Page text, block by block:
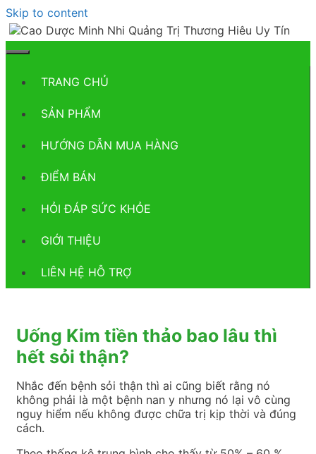
Skip to content
TRANG CHỦ
SẢN PHẨM
HƯỚNG DẪN MUA HÀNG
ĐIỂM BÁN
HỎI ĐÁP SỨC KHỎE
GIỚI THIỆU
LIÊN HỆ HỖ TRỢ
Uống Kim tiền thảo bao lâu thì
hết sỏi thận?
Nhắc đến bệnh sỏi thận thì ai cũng biết rằng nó
không phải là một bệnh nan y nhưng nó lại vô cùng
nguy hiểm nếu không được chữa trị kịp thời và đúng
cách.